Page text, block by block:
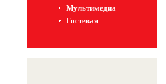
Мультимедиа
Гостевая